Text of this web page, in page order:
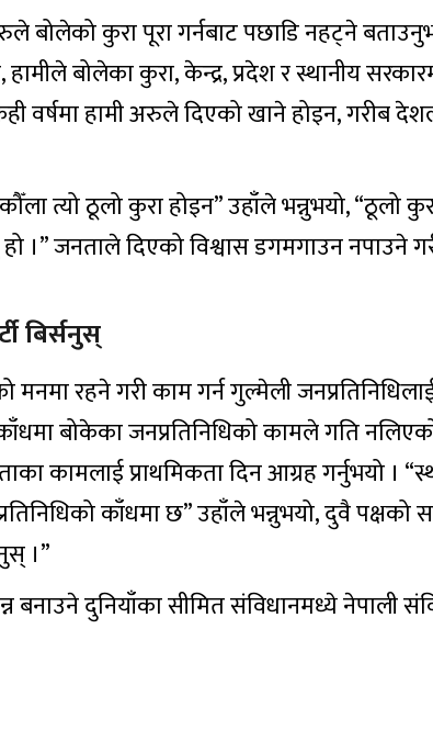
बोलेको कुरा पूरा गर्नबाट पछाडि नहट्ने
बोलेका कुरा, केन्द्र, प्रदेश र स्थानीय
वर्षमा हामी अरुले दिएको खाने होइन, गरीब
त्यो ठूलो कुरा होइन” उहाँले भन्नुभयो, “ठूलो
।” जनताले दिएको विश्वास डगमगाउन नपाउने
बिर्सनुस्
मनमा रहने गरी काम गर्न गुल्मेली
बोकेका जनप्रतिनिधिको कामले गति
कामलाई प्राथमिकता दिन आग्रह गर्नुभयो ।
काँधमा छ” उहाँले भन्नुभयो, दुवै पक्षको
।”
बनाउने दुनियाँका सीमित संविधानमध्ये नेपाली